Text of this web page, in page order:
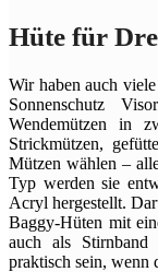
Hüte für
Wir haben auch
Sonnenschutz
Wendemützen in
Strickmützen,
Mützen wählen –
Typ werden sie
Acryl hergestellt.
Baggy-Hüten mit
auch als Stirnband
praktisch sein, wenn